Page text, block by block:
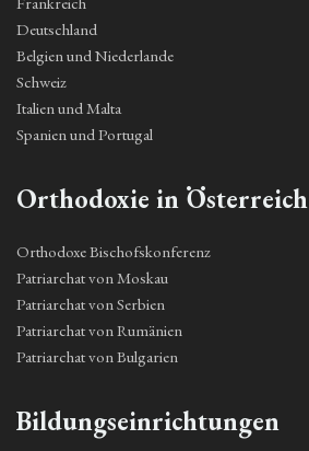
Deutschland
Belgien und Niederlande
Schweiz
Italien und Malta
Spanien und Portugal
Orthodoxie in Österreich
Orthodoxe Bischofskonferenz
Patriarchat von Moskau
Patriarchat von Serbien
Patriarchat von Rumänien
Patriarchat von Bulgarien
Bildungseinrichtungen